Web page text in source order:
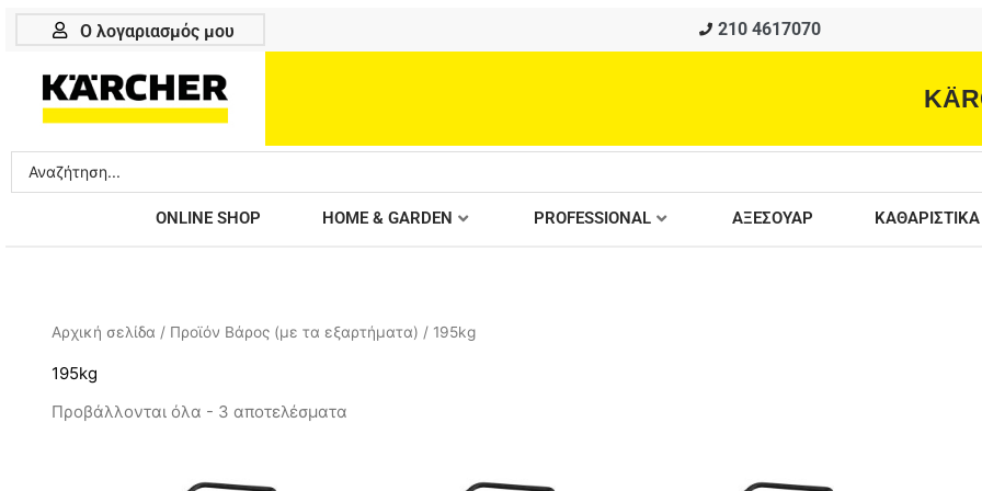
Μετάβαση
Ο λογαριασμός μου 210 4617070
Search
...
ONLINE SHOP HOME & GARDEN PROFESSIONAL ΑΞΕΣΟΥΑΡ ΚΑΘΑΡΙΣΤΙΚΑ
Αρχική σελίδα / Προϊόν Βάρος (με τα εξαρτήματα) / 195kg
195kg
Προβάλλονται όλα - 3 αποτελέσματα